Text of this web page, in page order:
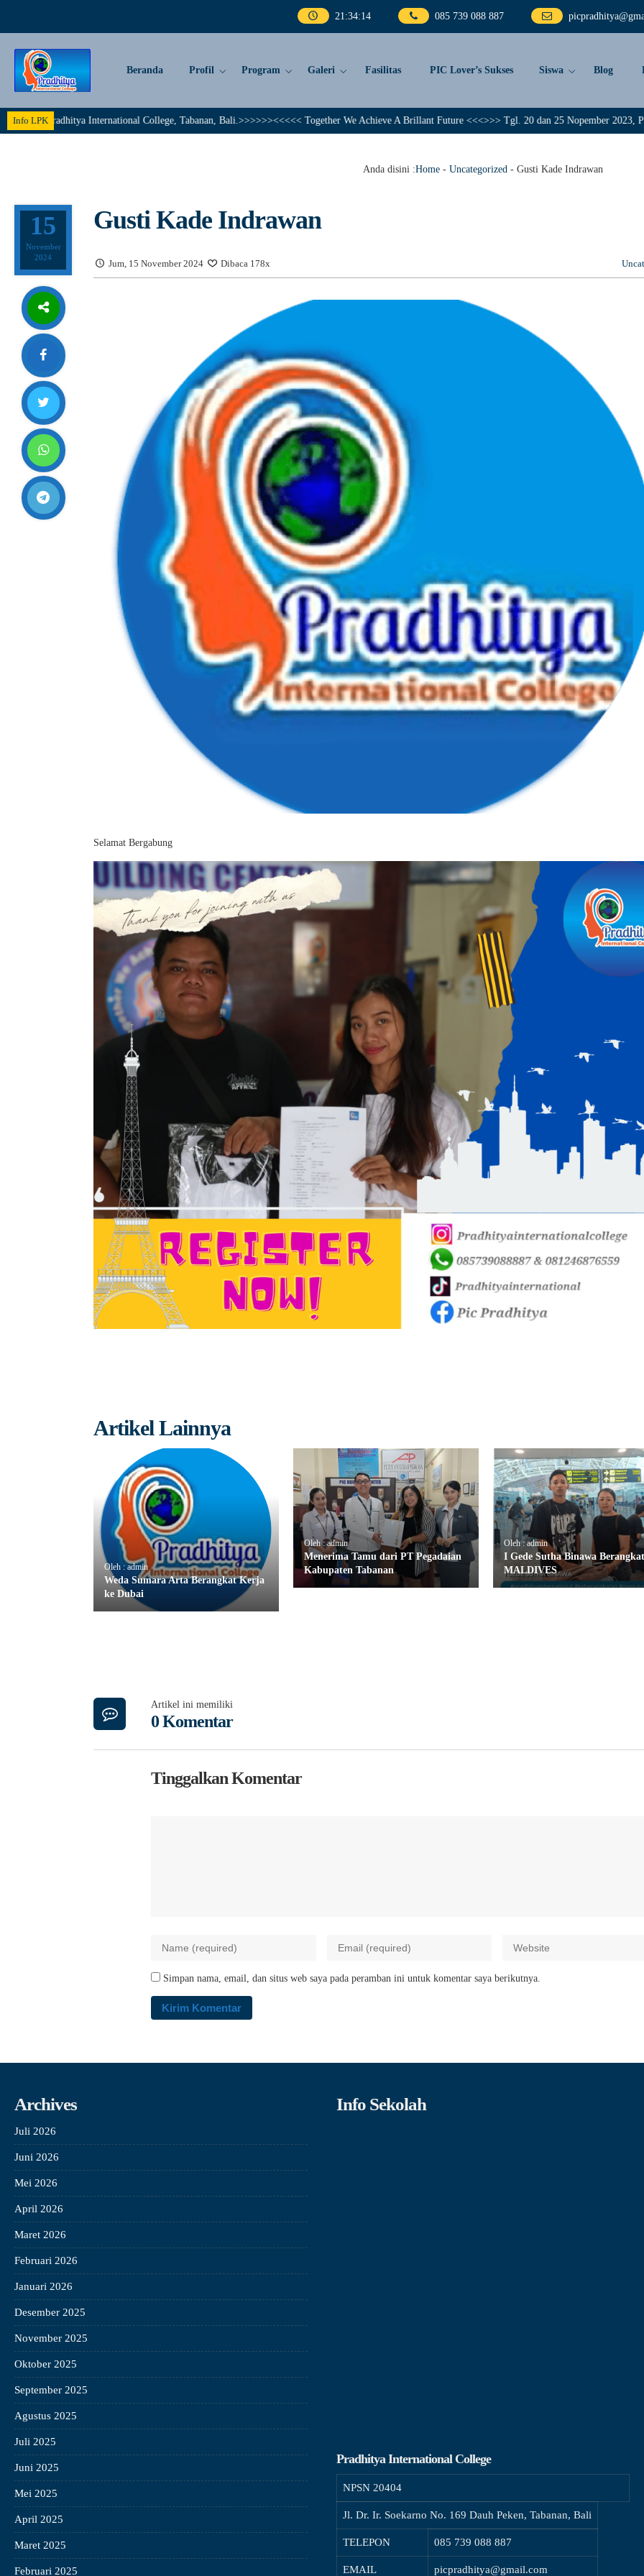
21:34:15 085 739 088 887
Beranda Profil Program Galeri Fasilitas PIC Lover’s Sukses Siswa Blog
Info LPKInternational College, Tabanan, Bali.>>>>>><<<<< Together We Achieve A Brillant Future <<<>>> Tgl. 20 dan 25 Nopember 2023, PIC
Anda disini :Home - Uncategorized - Gusti Kade Indrawan
15
November
2024
Gusti Kade Indrawan
Jum, 15 November 2024 Dibaca 178x
Selamat Bergabung
Artikel Lainnya
Oleh : admin
Weda Sumara Arta Berangkat Kerja
ke Dubai
Oleh : admin
Menerima Tamu dari PT Pegadaian
Kabupaten Tabanan
Oleh : admin
I Gede Sutha Binawa
MALDIVES
Artikel ini memiliki
0 Komentar
Tinggalkan Komentar
Simpan nama, email, dan situs web saya pada peramban ini untuk komentar saya berikutnya.
Archives
Juli 2026
Juni 2026
Mei 2026
April 2026
Maret 2026
Februari 2026
Januari 2026
Desember 2025
November 2025
Oktober 2025
September 2025
Agustus 2025
Juli 2025
Juni 2025
Mei 2025
April 2025
Maret 2025
Februari 2025
Info Sekolah
Pradhitya International College
NPSN 20404
Jl. Dr. Ir. Soekarno No. 169 Dauh Peken, Tabanan, Bali
TELEPON 085 739 088 887
EMAIL picpradhitya@gmail.com